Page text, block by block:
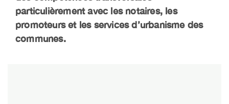
particulièrement avec les notaires, les
promoteurs et les services d’urbanisme des
communes.